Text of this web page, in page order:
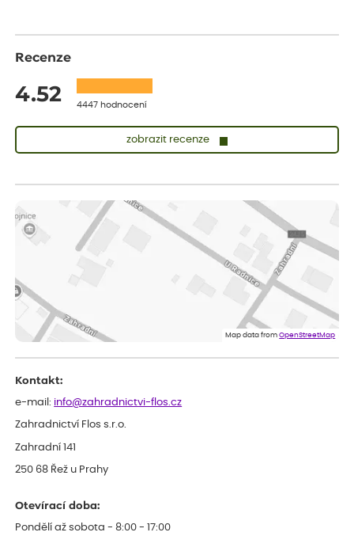
Recenze
4.52 4447 hodnocení
zobrazit recenze
vše v naprostém pořádku
ověřený nákup dnes
Jana
Flos je nejlepší &#129321;
Map data fromOpenStreetMap
Kontakt:
e-mail: info@zahradnictvi-flos.cz
Zahradnictví Flos s.r.o.
Zahradní 141
250 68 Řež u Prahy
Otevírací doba:
Pondělí až sobota - 8:00 - 17:00